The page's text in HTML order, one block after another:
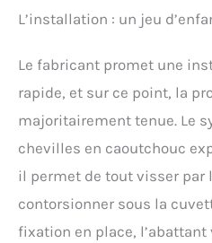
de
du
L’installation : un jeu
Le fabricant promet une
rapide, et sur ce point, la
majoritairement tenue. Le
chevilles en caoutchouc
il permet de tout visser par
contorsionner sous la
fixation en place,